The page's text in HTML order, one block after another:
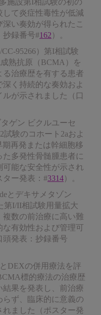
て炎症性毒性が低減
い奏効が得られたこ
抄録番号#162 ）。
95266）第I相試験
熟抗原（BCMA）を
治療歴を有する患者
く持続的な奏効およ
が示されました（口
ゲン ビクルユーセ
験のコホート2aおよ
再発または幹細胞移
多発性骨髄腫患者に
能な安全性が示され
ター発表：#3314）。
とデキサメタゾン
第I/II相試験用量拡大
複数の前治療に高い難
有効性および管理可
頭発表：抄録番号
DEXの併用療法を評
標的療法の治療歴
果を発表し、前治療
ず、臨床的に意義の
ました（ポスター発